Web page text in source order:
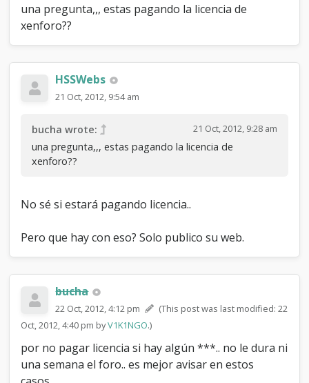
una pregunta,,, estas pagando la licencia de
xenforo??
HSSWebs
21 Oct, 2012, 9:54 am
21 Oct, 2012, 9:28 am
bucha wrote:
una pregunta,,, estas pagando la licencia de
xenforo??
No sé si estará pagando licencia..
Pero que hay con eso? Solo publico su web.
bucha
22 Oct, 2012, 4:12 pm
(This post was last modified: 22
Oct, 2012, 4:40 pm byV1K1NGO.)
por no pagar licencia si hay algún ***.. no le dura ni
una semana el foro.. es mejor avisar en estos